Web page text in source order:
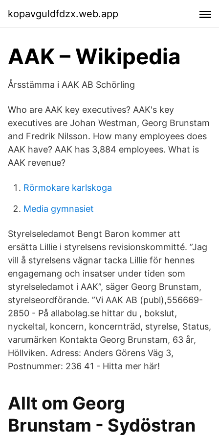
kopavguldfdzx.web.app
AAK – Wikipedia
Årsstämma i AAK AB Schörling
Who are AAK key executives? AAK's key
executives are Johan Westman, Georg Brunstam
and Fredrik Nilsson. How many employees does
AAK have? AAK has 3,884 employees. What is
AAK revenue?
Rörmokare karlskoga
Media gymnasiet
Styrelseledamot Bengt Baron kommer att
ersätta Lillie i styrelsens revisionskommitté. ”Jag
vill å styrelsens vägnar tacka Lillie för hennes
engagemang och insatser under tiden som
styrelseledamot i AAK”, säger Georg Brunstam,
styrelseordförande. ”Vi AAK AB (publ),556669-
2850 - På allabolag.se hittar du , bokslut,
nyckeltal, koncern, koncernträd, styrelse, Status,
varumärken Kontakta Georg Brunstam, 63 år,
Höllviken. Adress: Anders Görens Väg 3,
Postnummer: 236 41 - Hitta mer här!
Allt om Georg
Brunstam - Sydöstran